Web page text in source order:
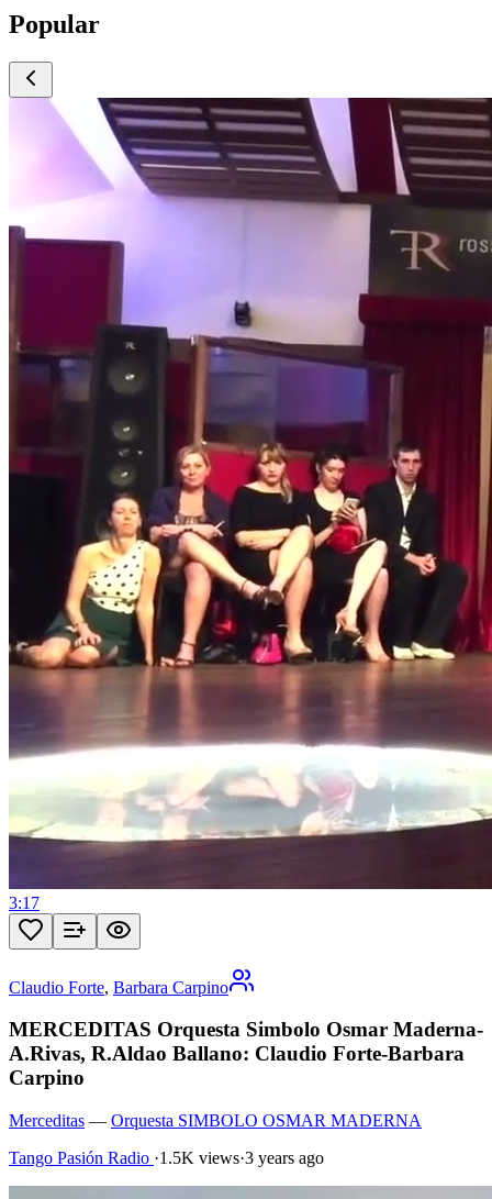
Popular
3:17
Claudio Forte, Barbara Carpino
MERCEDITAS Orquesta Simbolo Osmar Maderna-
A.Rivas, R.Aldao Ballano: Claudio Forte-Barbara
Carpino
Merceditas — Orquesta SIMBOLO OSMAR MADERNA
Tango Pasión Radio ·1.5K views·3 years ago